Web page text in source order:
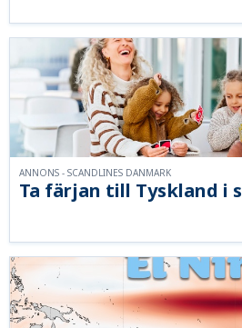
Ta färjan till Tyskland i
ANNONS - SCANDLINES DANMARK